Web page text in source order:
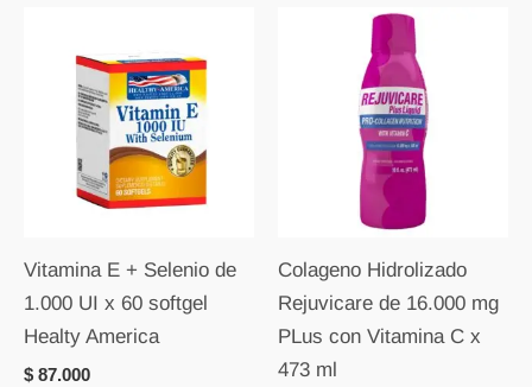
Vitamina E + Selenio de
1.000 UI x 60 softgel
Healty America
$ 87.000
Colageno Hidrolizado
Rejuvicare de 16.000 mg
PLus con Vitamina C x
473 ml